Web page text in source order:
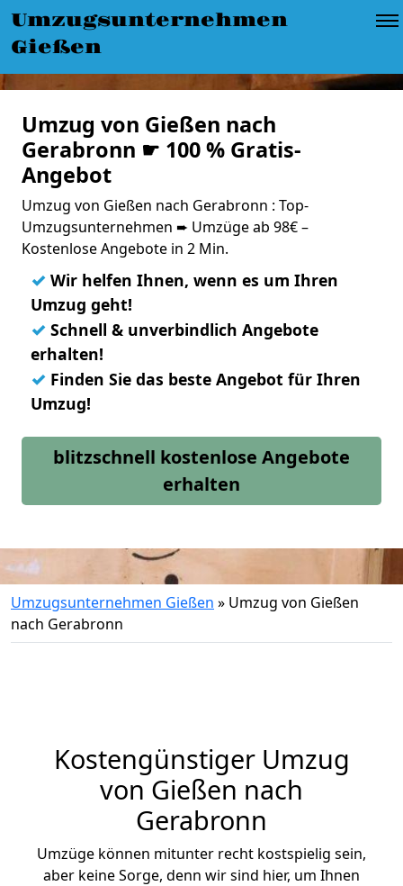
Umzugsunternehmen
Gießen
Umzug von Gießen nach
Gerabronn ☛ 100 % Gratis-
Angebot
Umzug von Gießen nach Gerabronn : Top-
Umzugsunternehmen ➨ Umzüge ab 98€ –
Kostenlose Angebote in 2 Min.
✓ Wir helfen Ihnen, wenn es um Ihren
Umzug geht!
✓ Schnell & unverbindlich Angebote
erhalten!
✓ Finden Sie das beste Angebot für Ihren
Umzug!
blitzschnell kostenlose Angebote
erhalten
Umzugsunternehmen Gießen » Umzug von Gießen
nach Gerabronn
Kostengünstiger Umzug
von Gießen nach
Gerabronn
Umzüge können mitunter recht kostspielig sein,
aber keine Sorge, denn wir sind hier, um Ihnen